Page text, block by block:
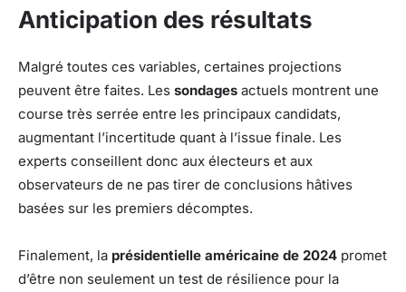
Anticipation des résultats
Malgré toutes ces variables, certaines projections
peuvent être faites. Les sondages actuels montrent une
course très serrée entre les principaux candidats,
augmentant l’incertitude quant à l’issue finale. Les
experts conseillent donc aux électeurs et aux
observateurs de ne pas tirer de conclusions hâtives
basées sur les premiers décomptes.
Finalement, la présidentielle américaine de 2024 promet
d’être non seulement un test de résilience pour la